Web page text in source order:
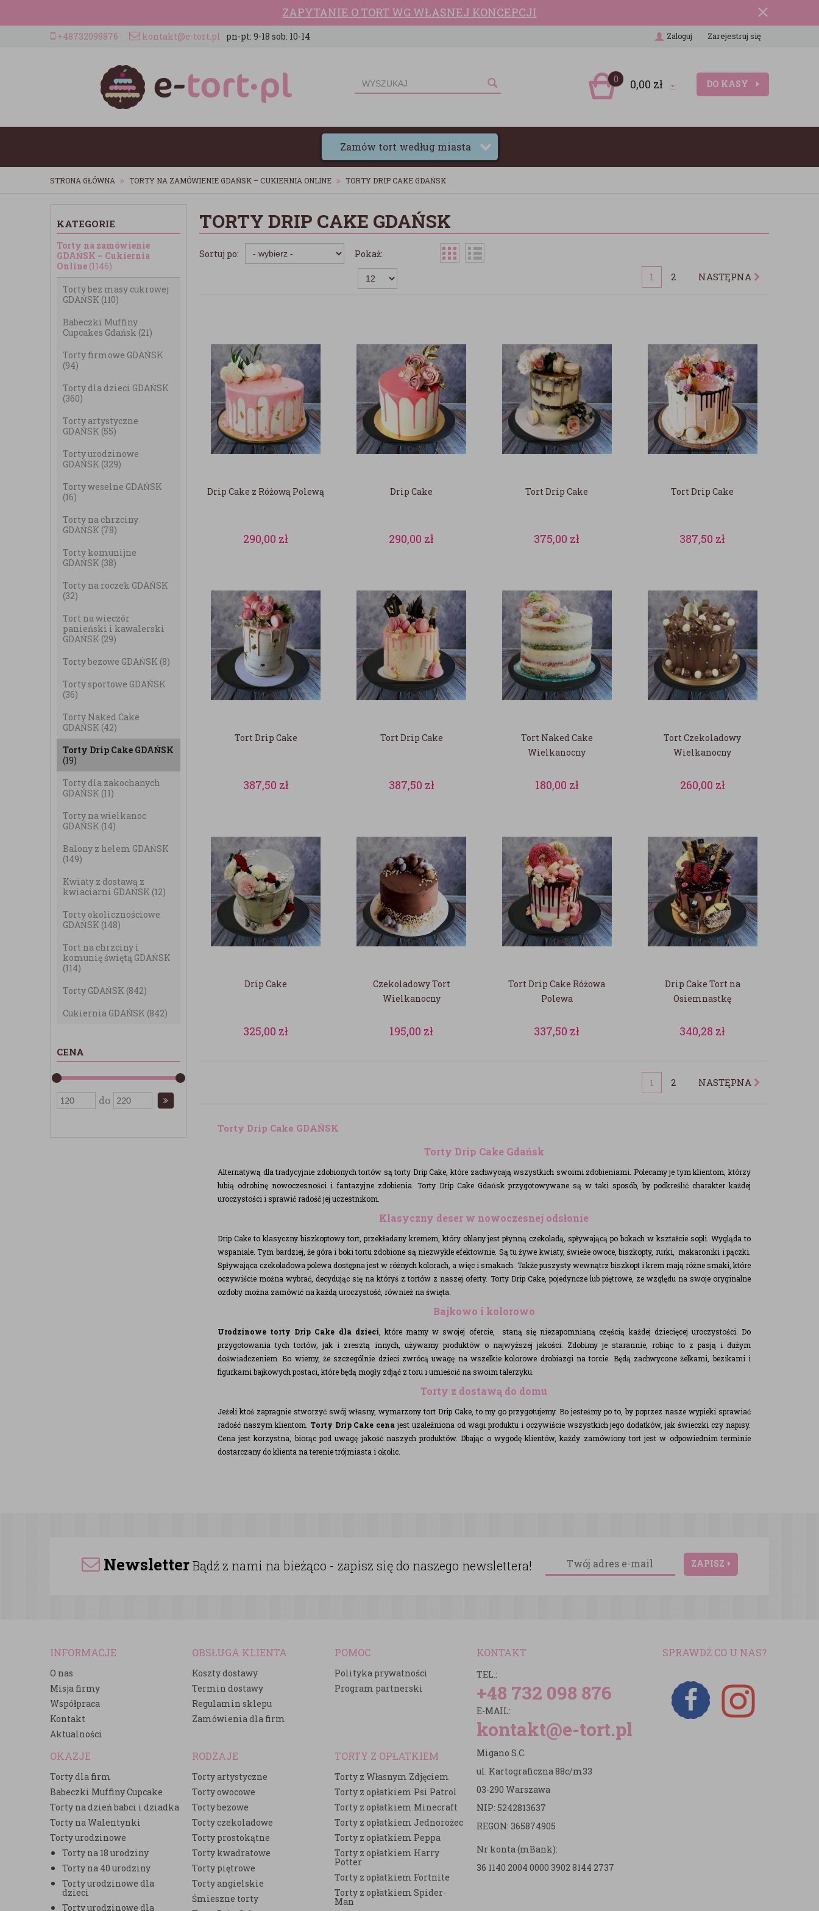
ZAPYTANIE O TORT WG WŁASNEJ KONCEPCJI
+48732098876 kontakt@e-tort.pl pn-pt: 9-18 sob: 10-14 Zaloguj Zarejestruj się
0 0,00 zł DO KASY
Zamów tort według miasta
STRONA GŁÓWNA TORTY NA ZAMÓWIENIE GDAŃSK – CUKIERNIA ONLINE TORTY DRIP CAKE GDAŃSK
KATEGORIE
Torty na zamówienie
GDAŃSK – Cukiernia
Online (1146)
Torty bez masy cukrowej
GDAŃSK (110)
Babeczki Muffiny
Cupcakes Gdańsk (21)
Torty firmowe GDAŃSK
(94)
Torty dla dzieci GDAŃSK
(360)
Torty artystyczne
GDAŃSK (55)
Torty urodzinowe
GDAŃSK (329)
Torty weselne GDAŃSK
(16)
Torty na chrzciny
GDAŃSK (78)
Torty komunijne
GDAŃSK (38)
Torty na roczek GDAŃSK
(32)
Tort na wieczór
panieński i kawalerski
GDAŃSK (29)
Torty bezowe GDAŃSK (8)
Torty sportowe GDAŃSK
(36)
Torty Naked Cake
GDAŃSK (42)
Torty Drip Cake GDAŃSK
(19)
Torty dla zakochanych
GDAŃSK (11)
Torty na wielkanoc
GDAŃSK (14)
Balony z helem GDAŃSK
(149)
Kwiaty z dostawą z
kwiaciarni GDAŃSK (12)
Torty okolicznościowe
GDAŃSK (148)
Tort na chrzciny i
komunię świętą GDAŃSK
(114)
Torty GDAŃSK (842)
Cukiernia GDAŃSK (842)
CENA
do
TORTY DRIP CAKE GDAŃSK
Sortuj po: Pokaż:
1 2 NASTĘPNA
Drip Cake z Różową Polewą
290,00 zł
Drip Cake
290,00 zł
Tort Drip Cake
375,00 zł
Tort Drip Cake
387,50 zł
Tort Drip Cake
387,50 zł
Tort Drip Cake
387,50 zł
Tort Naked Cake
Wielkanocny
180,00 zł
Tort Czekoladowy
Wielkanocny
260,00 zł
Drip Cake
325,00 zł
Czekoladowy Tort
Wielkanocny
195,00 zł
Tort Drip Cake Różowa
Polewa
337,50 zł
Drip Cake Tort na
Osiemnastkę
340,28 zł
1 2 NASTĘPNA
Torty Drip Cake GDAŃSK
Torty Drip Cake Gdańsk
Alternatywą dla tradycyjnie zdobionych tortów są torty Drip Cake, które zachwycają wszystkich swoimi zdobieniami. Polecamy je tym klientom, którzy
lubią odrobinę nowoczesności i fantazyjne zdobienia. Torty Drip Cake Gdańsk przygotowywane są w taki sposób, by podkreślić charakter każdej
uroczystości i sprawić radość jej uczestnikom.
Klasyczny deser w nowoczesnej odsłonie
Drip Cake to klasyczny biszkoptowy tort, przekładany kremem, który oblany jest płynną czekoladą, spływającą po bokach w kształcie sopli. Wygląda to
wspaniale. Tym bardziej, że góra i boki tortu zdobione są niezwykle efektownie. Są tu żywe kwiaty, świeże owoce, biszkopty, rurki, makaroniki i pączki.
Spływająca czekoladowa polewa dostępna jest w różnych kolorach, a więc i smakach. Także puszysty wewnątrz biszkopt i krem mają różne smaki, które
oczywiście można wybrać, decydując się na któryś z tortów z naszej oferty. Torty Drip Cake, pojedyncze lub piętrowe, ze względu na swoje oryginalne
ozdoby można zamówić na każdą uroczystość, również na święta.
Bajkowo i kolorowo
Urodzinowe torty Drip Cake dla dzieci , które mamy w swojej ofercie, staną się niezapomnianą częścią każdej dziecięcej uroczystości. Do
przygotowania tych tortów, jak i zresztą innych, używamy produktów o najwyższej jakości. Zdobimy je starannie, robiąc to z pasją i dużym
doświadczeniem. Bo wiemy, że szczególnie dzieci zwrócą uwagę na wszelkie kolorowe drobiazgi na torcie. Będą zachwycone żelkami, bezikami i
figurkami bajkowych postaci, które będą mogły zdjąć z toru i umieścić na swoim talerzyku.
Torty z dostawą do domu
Jeżeli ktoś zapragnie stworzyć swój własny, wymarzony tort Drip Cake, to my go przygotujemy. Bo jesteśmy po to, by poprzez nasze wypieki sprawiać
radość naszym klientom. Torty Drip Cake cena jest uzależniona od wagi produktu i oczywiście wszystkich jego dodatków, jak świeczki czy napisy.
Cena jest korzystna, biorąc pod uwagę jakość naszych produktów. Dbając o wygodę klientów, każdy zamówiony tort jest w odpowiednim terminie
dostarczany do klienta na terenie trójmiasta i okolic.
NewsletterBądź z nami na bieżąco - zapisz się do naszego newslettera! ZAPISZ
INFORMACJE
O nas
Misja firmy
Współpraca
Kontakt
Aktualności
OBSŁUGA KLIENTA
Koszty dostawy
Termin dostawy
Regulamin sklepu
Zamówienia dla firm
POMOC
Polityka prywatności
Program partnerski
OKAZJE
Torty dla firm
Babeczki Muffiny Cupcake
Torty na dzień babci i dziadka
Torty na Walentynki
Torty urodzinowe
Torty na 18 urodziny
Torty na 40 urodziny
Torty urodzinowe dla
dzieci
Torty urodzinowe dla
RODZAJE
Torty artystyczne
Torty owocowe
Torty bezowe
Torty czekoladowe
Torty prostokątne
Torty kwadratowe
Torty piętrowe
Torty angielskie
Śmieszne torty
TORTY Z OPŁATKIEM
Torty z Własnym Zdjęciem
Torty z opłatkiem Psi Patrol
Torty z opłatkiem Minecraft
Torty z opłatkiem Jednorożec
Torty z opłatkiem Peppa
Torty z opłatkiem Harry
Potter
Torty z opłatkiem Fortnite
Torty z opłatkiem Spider-
Man
KONTAKT
TEL.:
+48 732 098 876
E-MAIL:
kontakt@e-tort.pl
Migano S.C.
ul. Kartograficzna 88c/m33
03-290 Warszawa
NIP: 5242813637
REGON: 365874905
Nr konta (mBank):
36 1140 2004 0000 3902 8144 2737
SPRAWDŹ CO U NAS?